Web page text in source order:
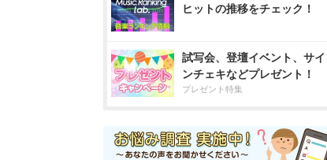
ヒットの推移をチェック！
試写会、登壇イベント、サイ
ンチェキなどプレゼント！
プレゼント特集